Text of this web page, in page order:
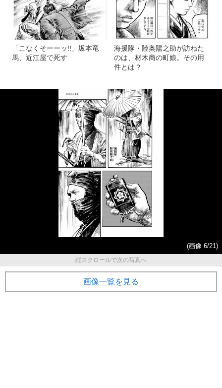
「こなくそーーッ!!」坂本竜
馬、近江屋で死す
海援隊・陸奥陽之助が訪ねた
のは、材木商の町娘。その用
件とは？
(画像 6/21)
縦スクロールで次の写真へ
画像一覧を見る